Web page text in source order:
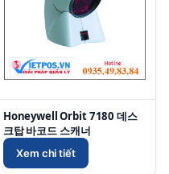
Honeywell Orbit 7180 데스
크탑 바코드 스캐너
Xem chi tiết